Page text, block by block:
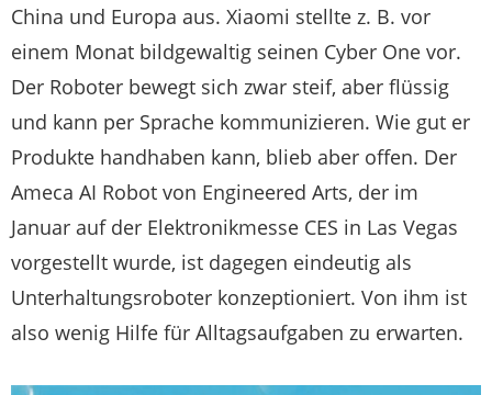
China und Europa aus. Xiaomi stellte z. B. vor
einem Monat bildgewaltig seinen Cyber One vor.
Der Roboter bewegt sich zwar steif, aber flüssig
und kann per Sprache kommunizieren. Wie gut er
Produkte handhaben kann, blieb aber offen. Der
Ameca AI Robot von Engineered Arts, der im
Januar auf der Elektronikmesse CES in Las Vegas
vorgestellt wurde, ist dagegen eindeutig als
Unterhaltungsroboter konzeptioniert. Von ihm ist
also wenig Hilfe für Alltagsaufgaben zu erwarten.